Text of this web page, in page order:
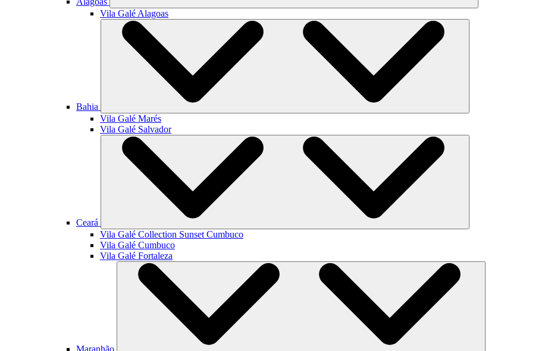
Vila Galé Alagoas
Bahia
Vila Galé Marés
Vila Galé Salvador
Ceará
Vila Galé Collection Sunset Cumbuco
Vila Galé Cumbuco
Vila Galé Fortaleza
Maranhão